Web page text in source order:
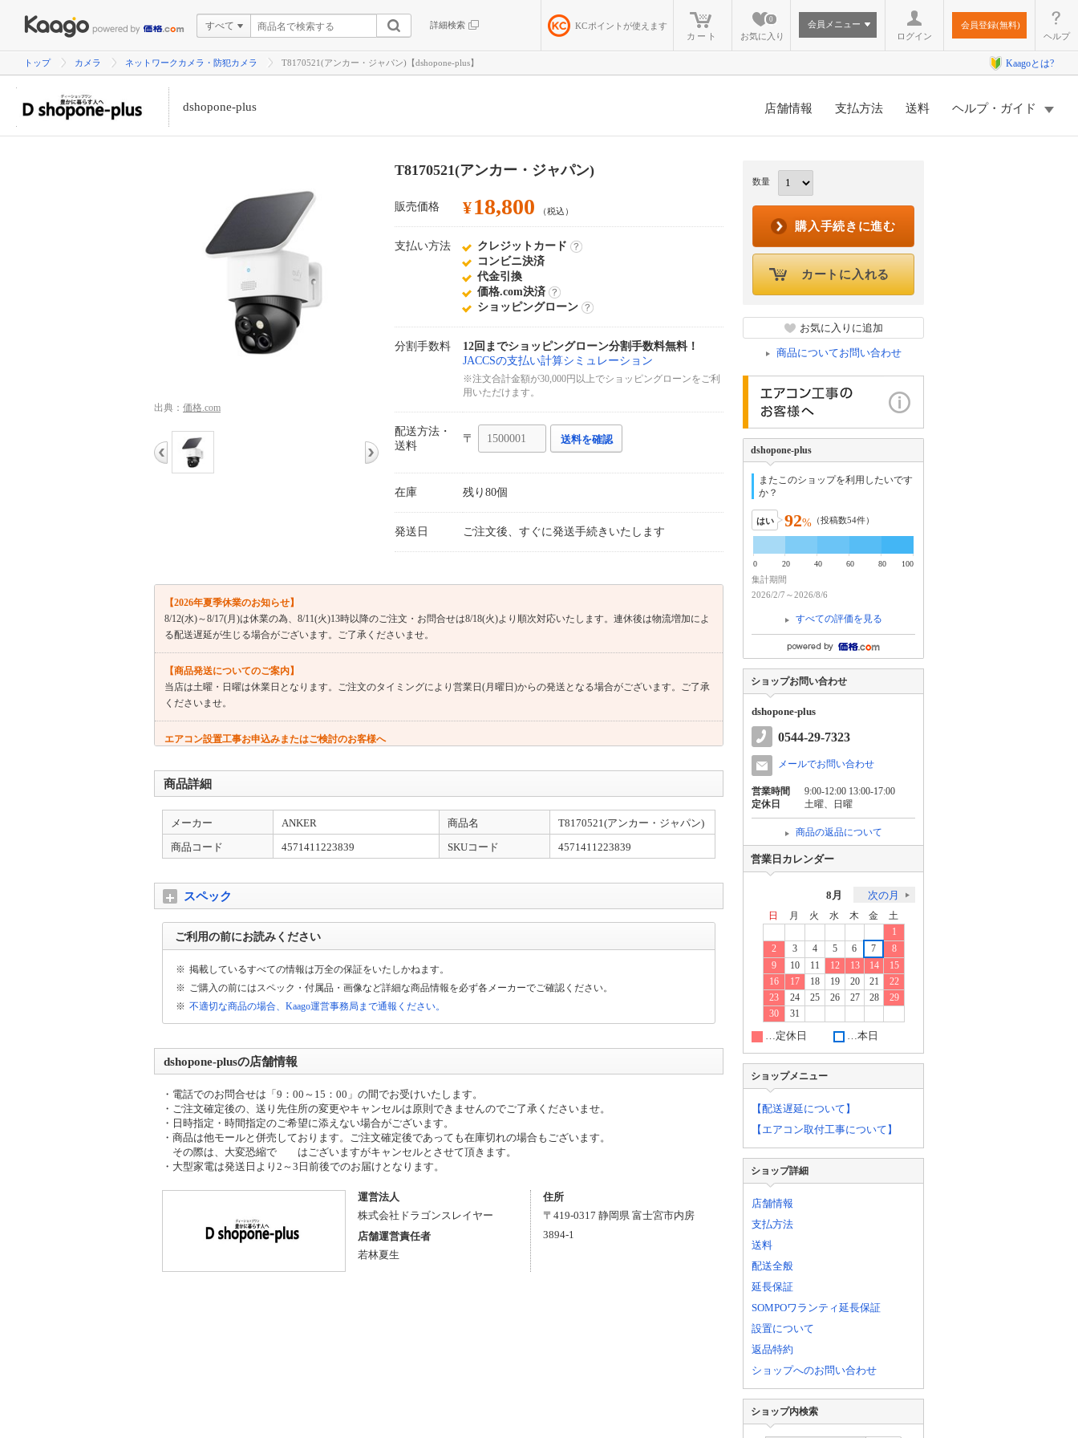
すべて 詳細検索 KCポイントが使えます
カート
お気に入り
0
会員メニュー
ログイン
会員登録(無料)
ヘルプ
トップ カメラ ネットワークカメラ・防犯カメラ T8170521(アンカー・ジャパン)【dshopone-plus】 Kaagoとは?
dshopone-plus 店舗情報 支払方法 送料 ヘルプ・ガイド
出典： 価格.com
T8170521(アンカー・ジャパン)
販売価格 ¥18,800 （税込）
支払い方法
クレジットカード
コンビニ決済
代金引換
価格.com決済
詳
ショッピングローン
分割手数料
12回までショッピングローン分割手数料無料！
JACCSの支払い計算シミュレーション
※注文合計金額が30,000円以上でショッピングローンをご利
用いただけます。
配送方法・
送料
〒 送料を確認
在庫 残り80個
発送日 ご注文後、すぐに発送手続きいたします
【2026年夏季休業のお知らせ】
8/12(水)～8/17(月)は休業の為、8/11(火)13時以降のご注文・お問合せは8/18(火)より順次対応いたします。連休後は物流増加によ
る配送遅延が生じる場合がございます。ご了承くださいませ。
【商品発送についてのご案内】
当店は土曜・日曜は休業日となります。ご注文のタイミングにより営業日(月曜日)からの発送となる場合がございます。ご了承
くださいませ。
エアコン設置工事お申込みまたはご検討のお客様へ
者様より工事日のご連絡→設置工事の流れとなります。（商品は先納品です）
配送について
配送先が【沖縄県・離島】の場合は通常配送と異なるため、ご注文をいただいた商品によっては、お届けまで日数を要する場合
がございます。ご了承くださいませ。
平日13時までの代引きご注文(振り込みご入金確認)は当日出荷致します(土日除く)。【大型商品】に関しては輸送方法が通常の
宅配便とは異なる為、ご入金確認後の発送から2～3日での配送予定となります。
大型商品の配送について
時間のご連絡が当日午前中にございます。
大型家電をご購入のお客様へ
商品詳細
メーカー ANKER 商品名
T8170521(アンカー・ジャパン)
商品コード
4571411223839 SKUコード 4571411223839
スペック
ご利用の前にお読みください
※ 掲載しているすべての情報は万全の保証をいたしかねます。
※ ご購入の前にはスペック・付属品・画像など詳細な商品情報を必ず各メーカーでご確認ください。
※ 不適切な商品の場合、Kaago運営事務局まで通報ください。
dshopone-plusの店舗情報
・電話でのお問合せは「9：00～15：00」の間でお受けいたします。
・ご注文確定後の、送り先住所の変更やキャンセルは原則できませんのでご了承くださいませ。
・日時指定・時間指定のご希望に添えない場合がございます。
・商品は他モールと併売しております。ご注文確定後であっても在庫切れの場合もございます。
その際は、大変恐縮で はございますがキャンセルとさせて頂きます。
・大型家電は発送日より2～3日前後でのお届けとなります。
運営法人
株式会社ドラゴンスレイヤー
店舗運営責任者
若林夏生
住所
〒 419-0317 静岡県 富士宮市内房
3894-1
数量
購入手続きに進む
カートに入れる
お気に入りに追加
商品についてお問い合わせ
dshopone-plus
またこのショップを利用したいです
か？
はい 92% （投稿数54件）
0 20 40 60 80 100
集計期間
2026/2/7～2026/8/6
すべての評価を見る
ショップお問い合わせ
dshopone-plus
0544-29-7323
メールでお問い合わせ
営業時間
9:00-12:00 13:00-17:00
定休日
土曜、日曜
商品の返品について
営業日カレンダー
8月 次の月
日 月 火 水 木 金
土
1
2
3 4 5 6 7
8
9
10 11 12 13 14
15
16
17 18 19 20 21
22
23
24 25 26 27 28
29
30
31
…定休日 …本日
ショップメニュー
【配送遅延について】
【エアコン取付工事について】
ショップ詳細
店舗情報
支払方法
送料
配送全般
延長保証
SOMPOワランティ延長保証
設置について
返品特約
ショップへのお問い合わせ
ショップ内検索